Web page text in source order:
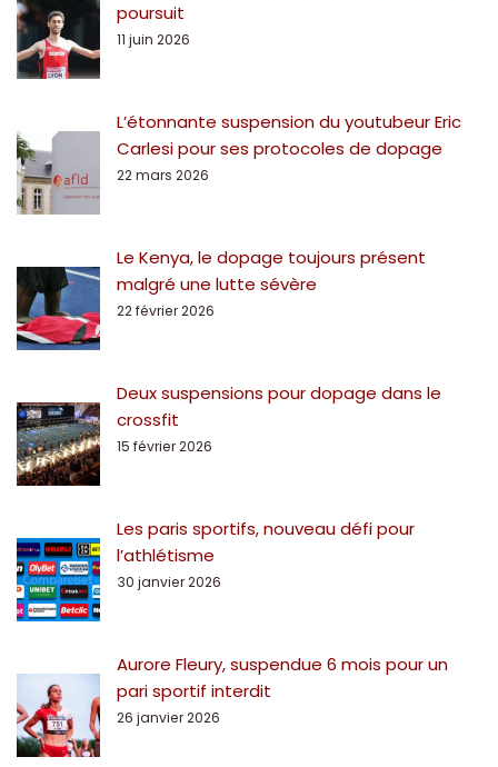
poursuit
11 juin 2026
L’étonnante suspension du youtubeur Eric
Carlesi pour ses protocoles de dopage
22 mars 2026
Le Kenya, le dopage toujours présent
malgré une lutte sévère
22 février 2026
Deux suspensions pour dopage dans le
crossfit
15 février 2026
Les paris sportifs, nouveau défi pour
l’athlétisme
30 janvier 2026
Aurore Fleury, suspendue 6 mois pour un
pari sportif interdit
26 janvier 2026